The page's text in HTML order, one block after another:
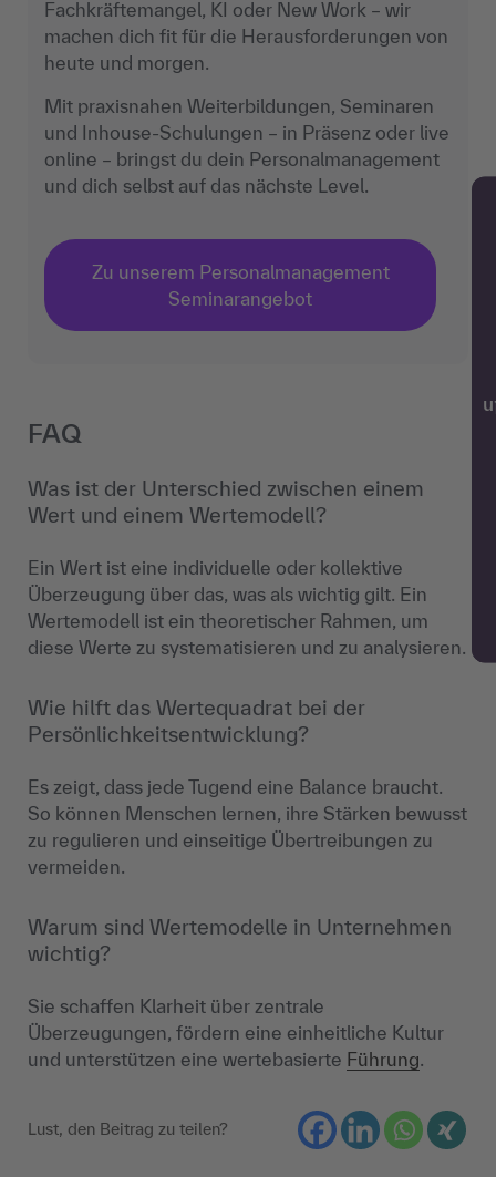
Fachkräftemangel, KI oder New Work – wir
machen dich fit für die Herausforderungen von
heute und morgen.
Mit praxisnahen Weiterbildungen, Seminaren
und Inhouse-Schulungen – in Präsenz oder live
online – bringst du dein Personalmanagement
und dich selbst auf das nächste Level.
Zu unserem Personalmanagement
Seminarangebot
FAQ
Was ist der Unterschied zwischen einem
Wert und einem Wertemodell?
Ein Wert ist eine individuelle oder kollektive
Überzeugung über das, was als wichtig gilt. Ein
Wertemodell ist ein theoretischer Rahmen, um
diese Werte zu systematisieren und zu analysieren.
Wie hilft das Wertequadrat bei der
Persönlichkeitsentwicklung?
Es zeigt, dass jede Tugend eine Balance braucht.
So können Menschen lernen, ihre Stärken bewusst
zu regulieren und einseitige Übertreibungen zu
vermeiden.
Warum sind Wertemodelle in Unternehmen
wichtig?
Sie schaffen Klarheit über zentrale
Überzeugungen, fördern eine einheitliche Kultur
und unterstützen eine wertebasierte Führung.
Lust, den Beitrag zu teilen?